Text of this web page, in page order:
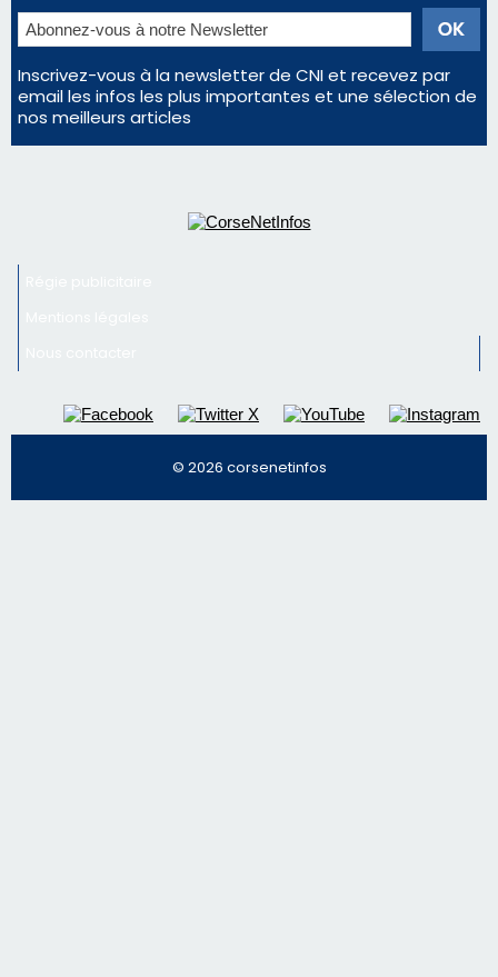
Inscrivez-vous à la newsletter de CNI et recevez par
email les infos les plus importantes et une sélection de
nos meilleurs articles
© 2026 corsenetinfos